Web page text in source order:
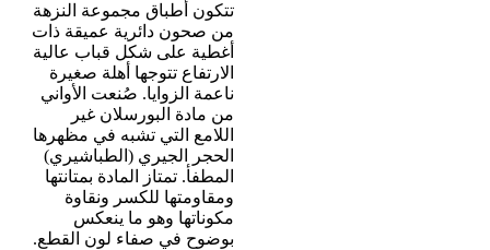
تتكون أطباق مجموعة النزهة
من صحون دائرية عميقة ذات
أغطية على شكل قباب عالية
الارتفاع تتوجها أهلة صغيرة
ناعمة الزوايا. صُنعت الأواني
من مادة البورسلان غير
اللامع التي تشبه في مظهرها
الحجر الجيري (الطباشيري)
المطفأ. تمتاز المادة بمتانتها
ومقاومتها للكسر ونقاوة
مكوناتها وهو ما ينعكس
بوضوح في صفاء لون القطع.